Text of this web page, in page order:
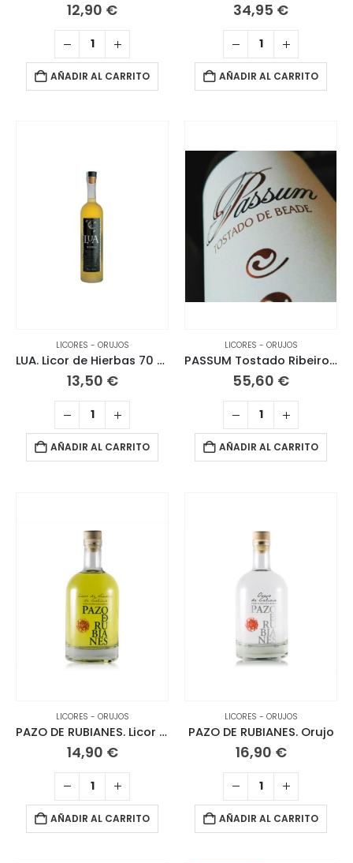
12,90 €
AÑADIR AL CARRITO
34,95 €
AÑADIR AL CARRITO
LICORES - ORUJOS
LUA. Licor de Hierbas 70 CL.
13,50 €
AÑADIR AL CARRITO
LICORES - ORUJOS
PASSUM Tostado Ribeiro 2015
55,60 €
AÑADIR AL CARRITO
LICORES - ORUJOS
PAZO DE RUBIANES. Licor de Hierbas
14,90 €
AÑADIR AL CARRITO
LICORES - ORUJOS
PAZO DE RUBIANES. Orujo
16,90 €
AÑADIR AL CARRITO